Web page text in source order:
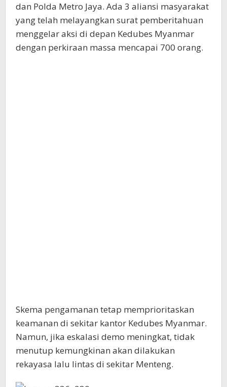
dan Polda Metro Jaya. Ada 3 aliansi masyarakat
yang telah melayangkan surat pemberitahuan
menggelar aksi di depan Kedubes Myanmar
dengan perkiraan massa mencapai 700 orang.
Skema pengamanan tetap memprioritaskan
keamanan di sekitar kantor Kedubes Myanmar.
Namun, jika eskalasi demo meningkat, tidak
menutup kemungkinan akan dilakukan
rekayasa lalu lintas di sekitar Menteng.